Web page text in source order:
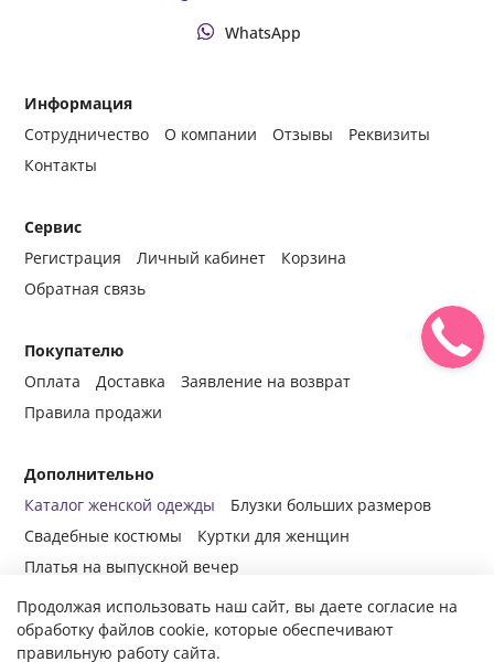
Информация
Сотрудничество
О компании Отзывы
Реквизиты
Контакты
Сервис
Регистрация
Личный кабинет
Корзина
Обратная связь
Покупателю
Оплата
Доставка
Заявление на возврат
Правила продажи
Дополнительно
Каталог женской одежды
Блузки больших размеров
Свадебные костюмы
Куртки для женщин
Платья на выпускной вечер
WhatsApp
© 2014-2024 Все права защищены.
Продолжая использовать наш сайт, вы даете согласие на
обработку файлов cookie, которые обеспечивают
правильную работу сайта.